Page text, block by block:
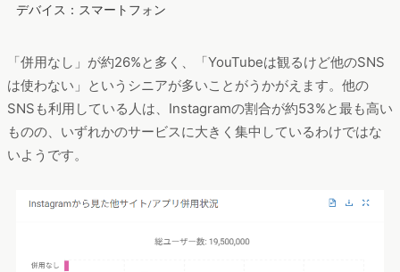
デバイス：スマートフォン
「併用なし」が約26%と多く、「YouTubeは観るけど他のSNS
は使わない」というシニアが多いことがうかがえます。他の
SNSも利用している人は、Instagramの割合が約53%と最も高い
ものの、いずれかのサービスに大きく集中しているわけではな
いようです。